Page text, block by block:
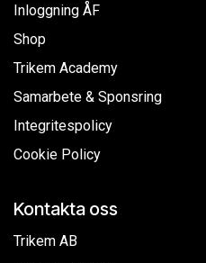
Inloggning ÅF
Shop
Trikem Academy
Samarbete & Sponsring
Integritespolicy
Cookie Policy
Kontakta oss
Trikem AB